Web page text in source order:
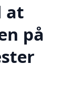
at
på